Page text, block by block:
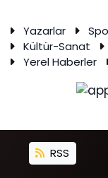
Yazarlar
Kültür-Sanat
Yerel Haberler
RSS